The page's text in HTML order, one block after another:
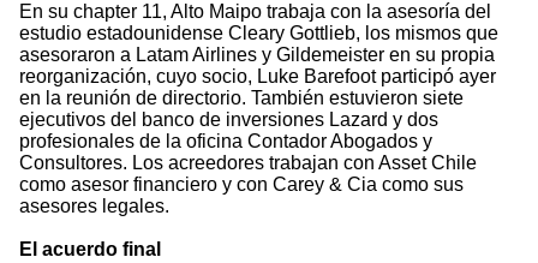
En su chapter 11, Alto Maipo trabaja con la asesoría del
estudio estadounidense Cleary Gottlieb, los mismos que
asesoraron a Latam Airlines y Gildemeister en su propia
reorganización, cuyo socio, Luke Barefoot participó ayer
en la reunión de directorio. También estuvieron siete
ejecutivos del banco de inversiones Lazard y dos
profesionales de la oficina Contador Abogados y
Consultores. Los acreedores trabajan con Asset Chile
como asesor financiero y con Carey & Cia como sus
asesores legales.
El acuerdo final